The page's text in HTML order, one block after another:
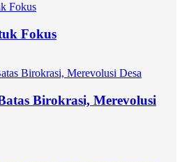
Fokus
Birokrasi, Merevolusi